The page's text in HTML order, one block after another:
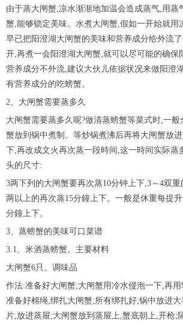
由于蒸大闸蟹,凉水渐渐地加温会造成蒸气,用蒸
蟹,能够锁定美味。水煮大闸蟹,假如一开始就用
早已把阳澄湖大闸蟹的美味和营养成分给外流
开,再煮一会阳澄湖大闸蟹,就可以尽可能的确保
营养成分不外流,建议大伙儿依据状况来做阳澄
有营养成分的吃螃蟹。
2、大闸蟹需要蒸多久
大闸蟹需要蒸多久呢?做清蒸螃蟹等菜式时,一
蟹放到锅中煮制。等炒锅煮沸后再将大闸蟹放
下,再改成文火再次蒸一段時间,这一時间实际蒸
头的尺寸:
3两下列的大闸蟹要再次蒸10分钟上下,3～4双
两以上的再次蒸15分鐘上下。一般是休重每提
分鐘上下。
3、蒸螃蟹的美味可口菜谱
3.1、米酒蒸螃蟹。主要材料
大闸蟹6只。调味品
作法:准备好大闸蟹;大闸蟹用冷水侵泡一下,再
准备好棉绳,绑扎大闸蟹;所有绑扎好;锅中放进
片,放进蒸屉;大闸蟹放到蒸屉上,蟹底朝上,开枪;